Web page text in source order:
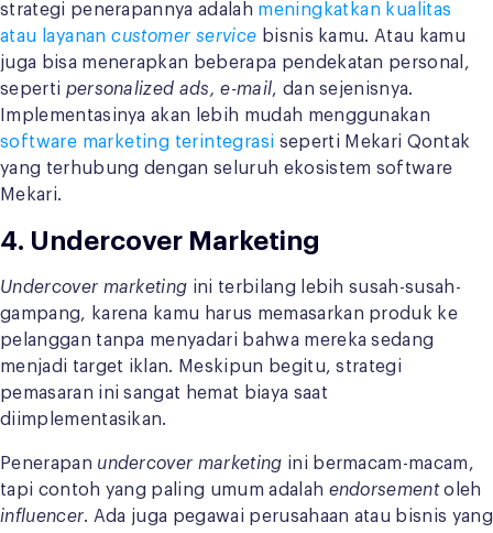
strategi penerapannya adalah meningkatkan kualitas
atau layanancustomer service bisnis kamu. Atau kamu
juga bisa menerapkan beberapa pendekatan personal,
seperti personalized ads, e-mail, dan sejenisnya.
Implementasinya akan lebih mudah menggunakan
software marketing terintegrasi seperti Mekari Qontak
yang terhubung dengan seluruh ekosistem software
Mekari.
4. Undercover Marketing
Undercover marketing ini terbilang lebih susah-susah-
gampang, karena kamu harus memasarkan produk ke
pelanggan tanpa menyadari bahwa mereka sedang
menjadi target iklan. Meskipun begitu, strategi
pemasaran ini sangat hemat biaya saat
diimplementasikan.
Penerapan undercover marketing ini bermacam-macam,
tapi contoh yang paling umum adalah endorsementoleh
influencer. Ada juga pegawai perusahaan atau bisnis yang